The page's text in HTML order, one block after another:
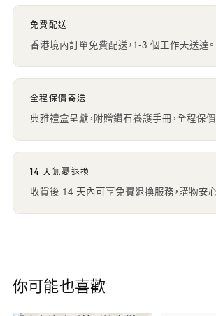
免費配送
香港境內訂單免費配送，1-3 個工作天送達。
全程保價寄送
典雅禮盒呈獻，附贈鑽石養護手冊，全程保價
14 天無憂退換
收貨後 14 天內可享免費退換服務，購物安心
你可能也喜歡